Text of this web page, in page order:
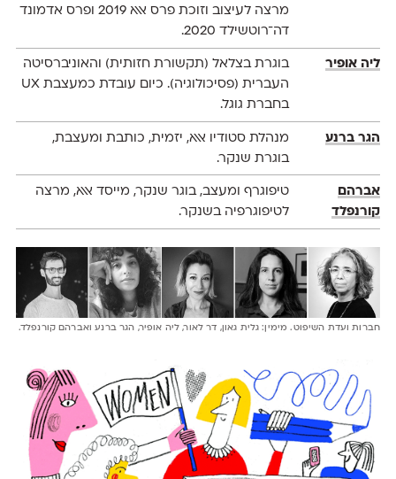
מרצה לעיצוב וזוכת פרס אאא 2019 ופרס אדמונד
דה־רוטשילד 2020.
ליה אופיר
בוגרת בצלאל (תקשורת חזותית) והאוניברסיטה
העברית (פסיכולוגיה). כיום עובדת כמעצבת UX
בחברת גוגל.
הגר ברנע
מנהלת סטודיו אאא, יזמית, כותבת ומעצבת,
בוגרת שנקר.
אברהם
קורנפלד
טיפוגרף ומעצב, בוגר שנקר, מייסד אאא, מרצה
לטיפוגרפיה בשנקר.
חברות ועדת השיפוט. מימין: גלית גאון, דר לאור, ליה אופיר, הגר ברנע ואברהם קורנפלד.